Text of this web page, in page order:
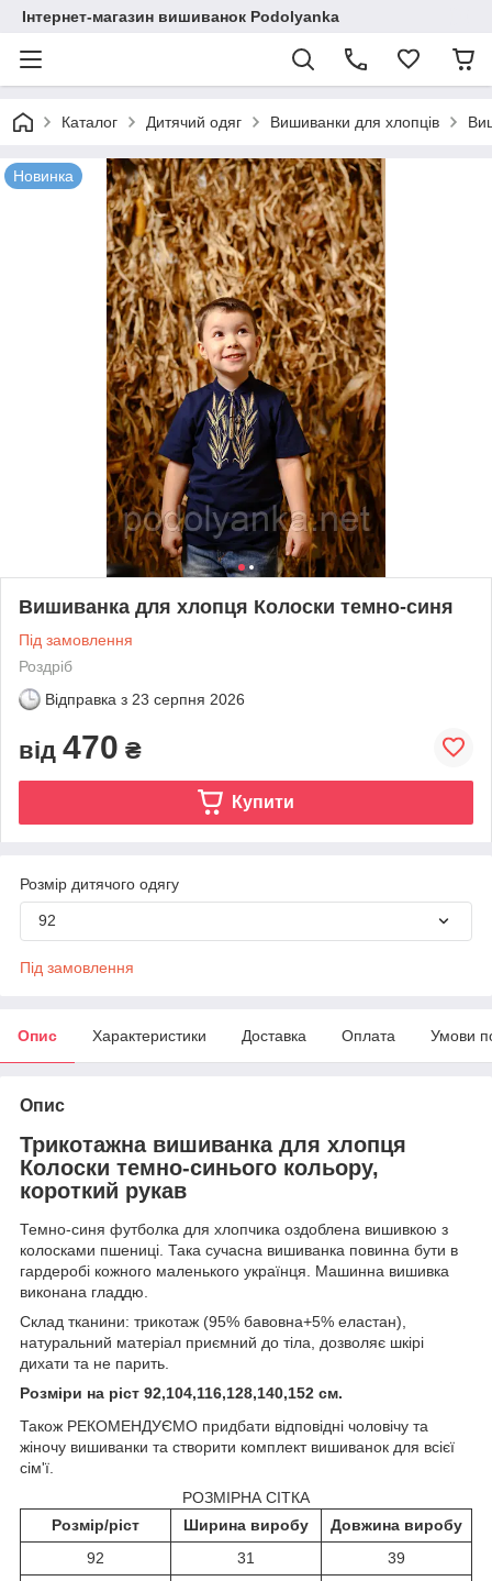
Інтернет-магазин вишиванок Podolyanka
Каталог Дитячий одяг Вишиванки для хлопців
Новинка
Вишиванка для хлопця Колоски темно-синя
Під замовлення
Роздріб
Відправка з 23 серпня 2026
від 470 ₴
Купити
Розмір дитячого одягу
92
Під замовлення
Опис Характеристики Доставка Оплата Умови
Опис
Трикотажна вишиванка для хлопця
Колоски темно-синього кольору,
короткий рукав
Темно-синя футболка для хлопчика оздоблена вишивкою з
колосками пшениці. Така сучасна вишиванка повинна бути в
гардеробі кожного маленького українця. Машинна вишивка
виконана гладдю.
Склад тканини: трикотаж (95% бавовна+5% еластан),
натуральний матеріал приємний до тіла, дозволяє шкірі
дихати та не парить.
Розміри на ріст 92,104,116,128,140,152 см.
Також РЕКОМЕНДУЄМО придбати відповідні чоловічу та
жіночу вишиванки та створити комплект вишиванок для всієї
сім'ї.
РОЗМІРНА СІТКА
Розмір/ріст
Ширина виробу
Довжина виробу
92
31
39